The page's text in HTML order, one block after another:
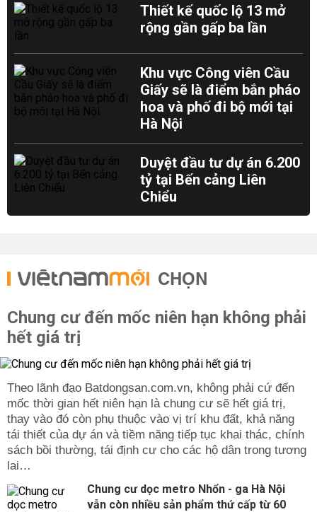
Thiết kế quốc lộ 13 mở
rộng gần gấp ba lần
Khu vực Công viên Cầu
Giấy sẽ là điểm bắn pháo
hoa và phố đi bộ mới tại
Hà Nội
Duyệt đầu tư dự án 6.200
tỷ tại Bến cảng Liên
Chiểu
CHỌN
Chung cư đến mốc niên hạn không phải
hết giá trị
Theo lãnh đạo Batdongsan.com.vn, không phải cứ đến
mốc thời gian hết niên hạn là chung cư sẽ hết giá trị,
thay vào đó còn phụ thuộc vào vị trí khu đất, khả năng
tái thiết của dự án và tiềm năng tiếp tục khai thác, chính
sách bồi thường, tái định cư cho các hộ dân trong tương
lai…
Chung cư dọc metro Nhổn - ga Hà Nội
vẫn còn nhiều sản phẩm thứ cấp từ 60